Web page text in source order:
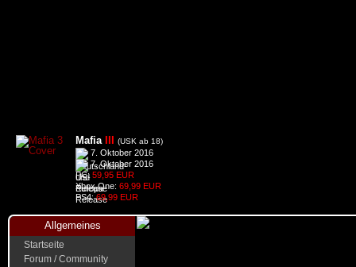
Mafia (USK ab 18)
7. Oktober 2016
7. Oktober 2016
PC: 59,95 EUR
Xbox One: 69,99 EUR
PS4:69,99 EUR
Allgemeines
Startseite
Forum / Community